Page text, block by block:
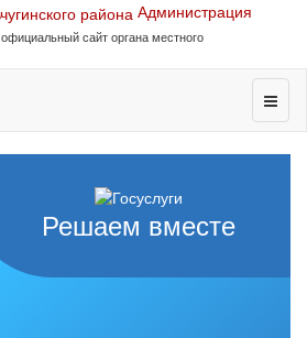
Администрация
официальный сайт органа местного
Решаем вместе